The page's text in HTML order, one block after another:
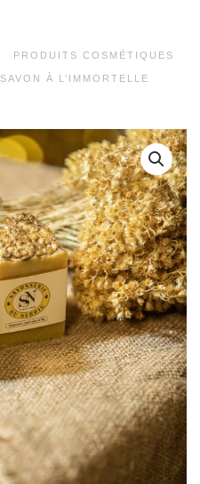
PRODUITS COSMÉTIQUES
SAVON À L’IMMORTELLE